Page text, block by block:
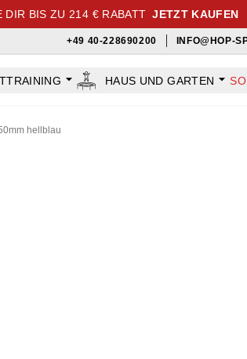
DIR BIS ZU 214 € RABATT JETZT KAUFEN
+49 40-228690200 INFO@HOP-
HAUS UND GARTEN
hellblau